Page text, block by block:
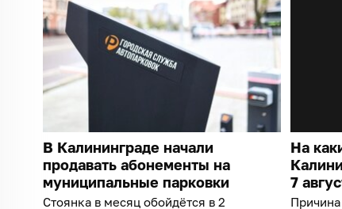
В Калининграде начали
продавать абонементы на
муниципальные парковки
Стоянка в месяц обойдётся в 2
На
7